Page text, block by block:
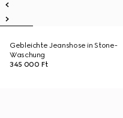
Gebleichte Jeanshose in Stone-
Waschung
345 000 Ft